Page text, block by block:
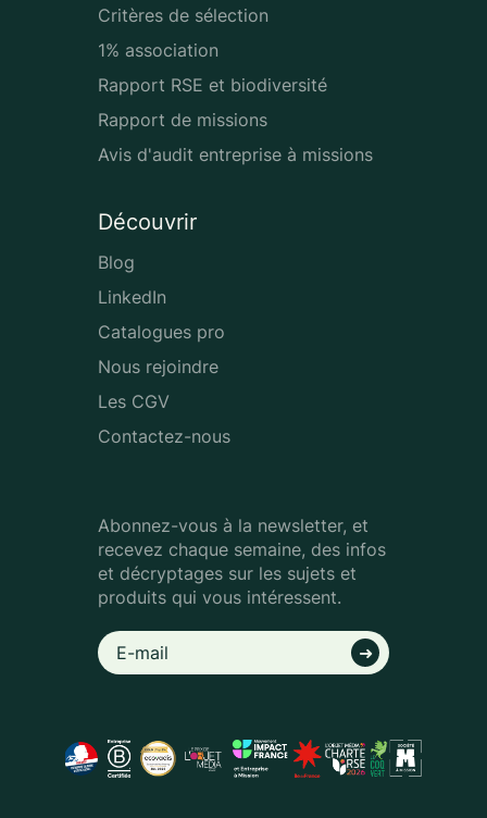
Critères de sélection
1% association
Rapport RSE et biodiversité
Rapport de missions
Avis d'audit entreprise à missions
Découvrir
Blog
LinkedIn
Catalogues pro
Nous rejoindre
Les CGV
Contactez-nous
Abonnez-vous à la newsletter, et
recevez chaque semaine, des infos
et décryptages sur les sujets et
produits qui vous intéressent.